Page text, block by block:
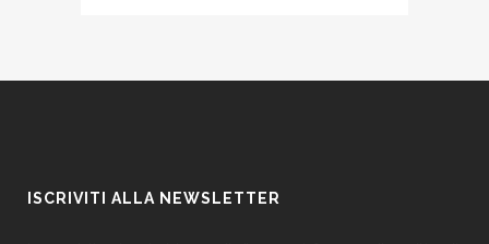
ISCRIVITI ALLA NEWSLETTER